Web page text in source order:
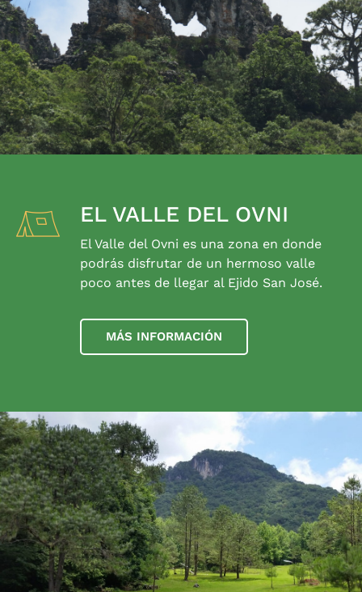
EL VALLE DEL OVNI
El Valle del Ovni es una zona en donde
podrás disfrutar de un hermoso valle
poco antes de llegar al Ejido San José.
MÁS INFORMACIÓN